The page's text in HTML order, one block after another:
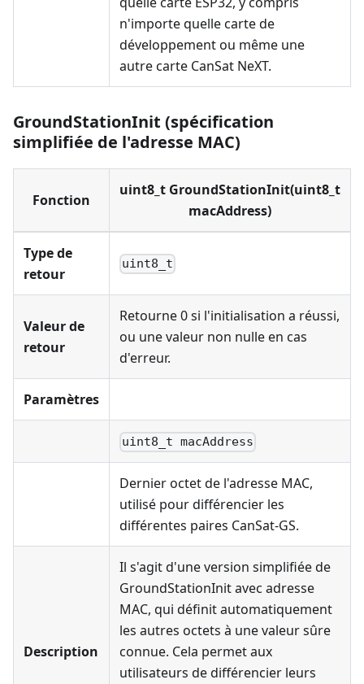
n'importe quelle carte de
développement ou même une
autre carte CanSat NeXT.
GroundStationInit (spécification
simplifiée de l'adresse MAC)
Fonction
uint8_t GroundStationInit(uint8_t
macAddress)
Type de
retour
uint8_t
Valeur de
retour
Retourne 0 si l'initialisation a réussi,
ou une valeur non nulle en cas
d'erreur.
Paramètres
uint8_t macAddress
Dernier octet de l'adresse MAC,
utilisé pour différencier les
différentes paires CanSat-GS.
Description
Il s'agit d'une version simplifiée de
GroundStationInit avec adresse
MAC, qui définit automatiquement
les autres octets à une valeur sûre
connue. Cela permet aux
utilisateurs de différencier leurs